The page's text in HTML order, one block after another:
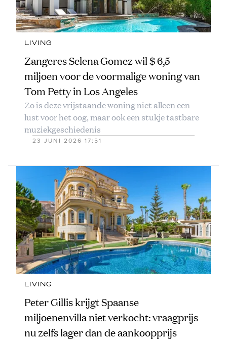
LIVING
Zangeres Selena Gomez wil $ 6,5
miljoen voor de voormalige woning van
Tom Petty in Los Angeles
Zo is deze vrijstaande woning niet alleen een
lust voor het oog, maar ook een stukje tastbare
muziekgeschiedenis
23 JUNI 2026 17:51
LIVING
Peter Gillis krijgt Spaanse
miljoenenvilla niet verkocht: vraagprijs
nu zelfs lager dan de aankoopprijs